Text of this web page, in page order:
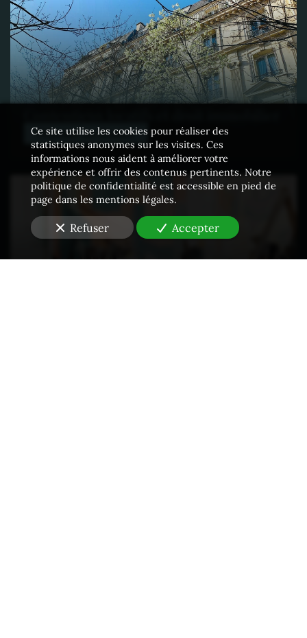
Déposer un dossier
Ce site utilise les cookies pour réaliser des
statistiques anonymes sur les visites. Ces
informations nous aident à améliorer votre
expérience et offrir des contenus pertinents. Notre
politique de confidentialité est accessible en pied de
page dans les mentions légales.
Refuser Accepter